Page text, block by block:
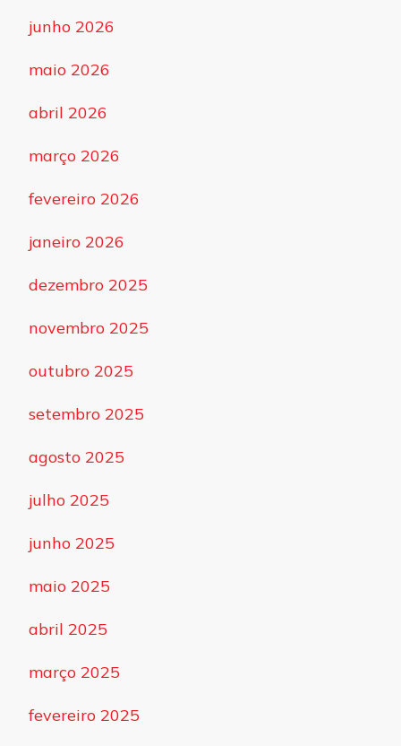
junho 2026
maio 2026
abril 2026
março 2026
fevereiro 2026
janeiro 2026
dezembro 2025
novembro 2025
outubro 2025
setembro 2025
agosto 2025
julho 2025
junho 2025
maio 2025
abril 2025
março 2025
fevereiro 2025